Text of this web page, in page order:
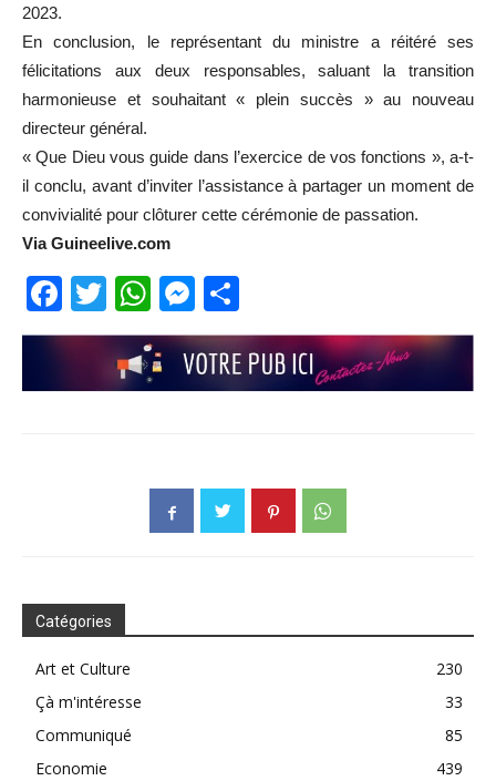
2023.
En conclusion, le représentant du ministre a réitéré ses
félicitations aux deux responsables, saluant la transition
harmonieuse et souhaitant « plein succès » au nouveau
directeur général.
« Que Dieu vous guide dans l’exercice de vos fonctions », a-t-
il conclu, avant d’inviter l’assistance à partager un moment de
convivialité pour clôturer cette cérémonie de passation.
Via Guineelive.com
Facebook
TwitterWhatsApp
Messenger
Catégories
Art et Culture
230
Çà m'intéresse
33
Communiqué
85
Economie
439